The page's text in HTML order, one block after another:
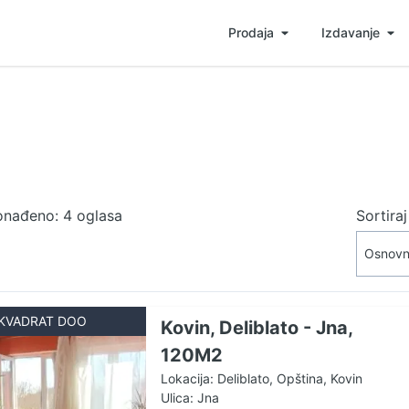
Prodaja Izdavanje
4 oglasa
DOO
Kovin, Deliblato - Jna,
120M2
Lokacija: Deliblato, Opština, Kovin
Ulica: Jna